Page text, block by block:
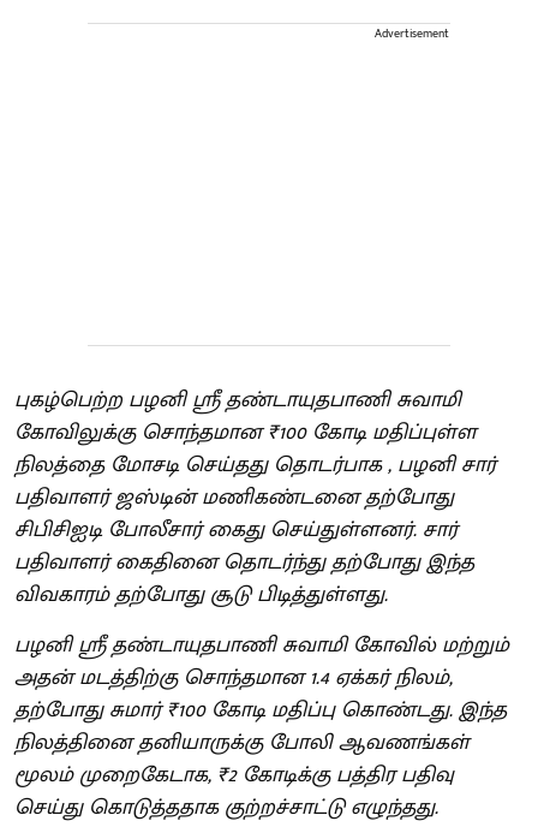
Advertisement
புகழ்பெற்ற பழனி ஶ்ரீ தண்டாயுதபாணி சுவாமி
கோவிலுக்கு சொந்தமான ₹100 கோடி மதிப்புள்ள
நிலத்தை மோசடி செய்தது தொடர்பாக , பழனி சார்
பதிவாளர் ஜஸ்டின் மணிகண்டனை தற்போது
சிபிசிஐடி போலீசார் கைது செய்துள்ளனர். சார்
பதிவாளர் கைதினை தொடர்ந்து தற்போது இந்த
விவகாரம் தற்போது சூடு பிடித்துள்ளது.
பழனி ஶ்ரீ தண்டாயுதபாணி சுவாமி கோவில் மற்றும்
அதன் மடத்திற்கு சொந்தமான 1.4 ஏக்கர் நிலம்,
தற்போது சுமார் ₹100 கோடி மதிப்பு கொண்டது. இந்த
நிலத்தினை தனியாருக்கு போலி ஆவணங்கள்
மூலம் முறைகேடாக, ₹2 கோடிக்கு பத்திர பதிவு
செய்து கொடுத்ததாக குற்றச்சாட்டு எழுந்தது.